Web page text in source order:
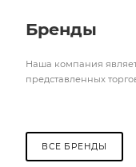
Бренды
Наша компания
представленных
ВСЕ БРЕНДЫ